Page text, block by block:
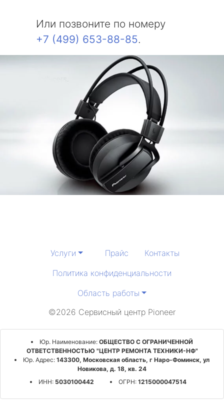
Или позвоните по номеру
+7 (499) 653-88-85.
Услуги Прайс
Контакты
Политика конфиденциальности
Область работы
©2026 Сервисный центр Pioneer
Юр. Наименование: ОБЩЕСТВО С ОГРАНИЧЕННОЙ
ОТВЕТСТВЕННОСТЬЮ "ЦЕНТР РЕМОНТА ТЕХНИКИ-НФ"
Юр. Адрес: 143300, Московская область, г Наро-Фоминск, ул
Новикова, д. 18, кв. 24
ИНН:5030100442 ОГРН:1215000047514